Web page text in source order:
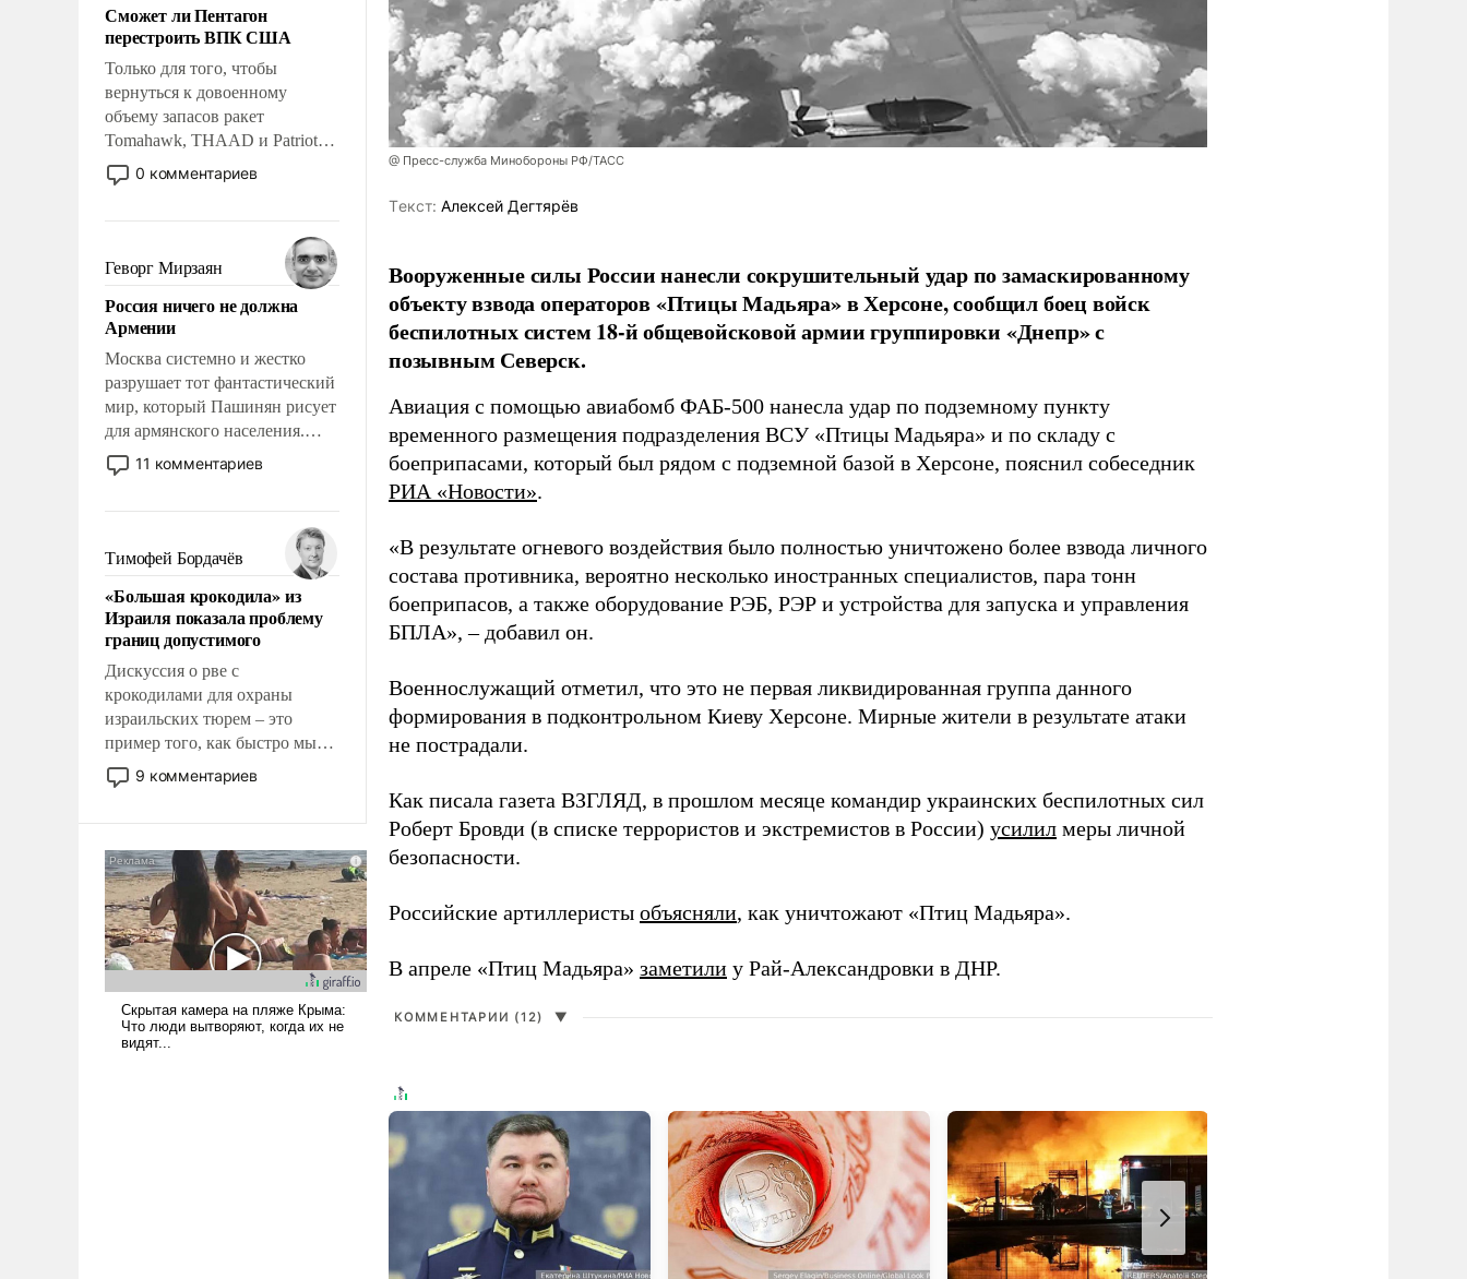
Сможет ли Пентагон
перестроить ВПК США
Только для того, чтобы
вернуться к довоенному
объему запасов ракет
Tomahawk, THAAD и Patriot
США потребуется более трех
лет. Даже небольшая война с
Сложившаяся ситуация
означает многолетний период
уязвимости США, например,
перед Китаем.
0 комментариев
Геворг Мирзаян
Россия ничего не должна
Армении
Москва системно и жестко
разрушает тот фантастический
мир, который Пашинян рисует
для армянского населения.
Мир, где этому населению все
должны просто по
политические прожекты будут
беспрекословно оплачиваться
за счет российских
налогоплательщиков и где за
свои поступки не нужно
отвечать.
11 комментариев
Тимофей Бордачёв
«Большая крокодила» из
Израиля показала проблему
границ допустимого
Дискуссия о рве с
крокодилами для охраны
израильских тюрем – это
пример того, как быстро мы
двигаемся по пути
революционных изменений.
псевдонаучной фантастики,
стало всерьез обсуждаемой
идеей.
9 комментариев
@ Пресс-служба Минобороны РФ/ТАСС
Tекст: Алексей Дегтярёв
Вооруженные силы России нанесли сокрушительный удар по замаскированному
объекту взвода операторов «Птицы Мадьяра» в Херсоне, сообщил боец войск
беспилотных систем 18-й общевойсковой армии группировки «Днепр» с
позывным Северск.
Авиация с помощью авиабомб ФАБ-500 нанесла удар по подземному пункту
временного размещения подразделения ВСУ «Птицы Мадьяра» и по складу с
боеприпасами, который был рядом с подземной базой в Херсоне, пояснил собеседник
РИА «Новости».
«В результате огневого воздействия было полностью уничтожено более взвода личного
состава противника, вероятно несколько иностранных специалистов, пара тонн
боеприпасов, а также оборудование РЭБ, РЭР и устройства для запуска и управления
БПЛА», – добавил он.
Военнослужащий отметил, что это не первая ликвидированная группа данного
формирования в подконтрольном Киеву Херсоне. Мирные жители в результате атаки
не пострадали.
Как писала газета ВЗГЛЯД, в прошлом месяце командир украинских беспилотных сил
Роберт Бровди (в списке террористов и экстремистов в России) усилил меры личной
безопасности.
Российские артиллеристы объясняли, как уничтожают «Птиц Мадьяра».
В апреле «Птиц Мадьяра» заметили у Рай-Александровки в ДНР.
КОММЕНТАРИИ (12) ▼